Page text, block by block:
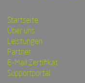
Startseite
Über uns
Leistungen
Partner
E-Mail Zertifikat
Supportportal